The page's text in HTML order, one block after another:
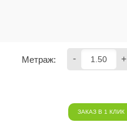
Метраж: - +
ЗАКАЗ В 1 КЛИК